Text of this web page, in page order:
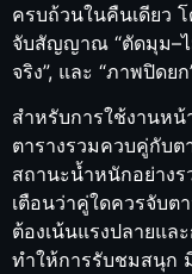
ครบถ้วนในคืนเดียว
จับสัญญาณ “ตัดมุม–ไ
จริง”, และ “ภาพปิดย
สำหรับการใช้งานหน้
ตารางรวมควบคู่กับต
สถานะน้ำหนักอย่างร
เตือนว่าคู่ใดควรจับต
ต้องเน้นแรงปลายแล
ทำให้การรับชมสนุก